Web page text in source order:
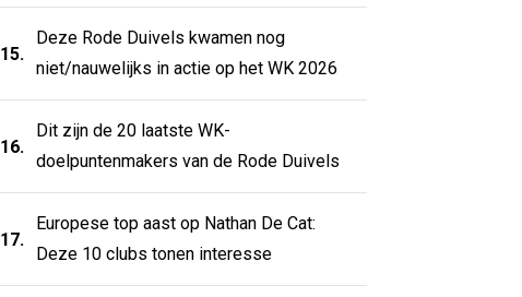
15.
Deze Rode Duivels kwamen nog
niet/nauwelijks in actie op het WK 2026
16.
Dit zijn de 20 laatste WK-
doelpuntenmakers van de Rode Duivels
17.
Europese top aast op Nathan De Cat:
Deze 10 clubs tonen interesse